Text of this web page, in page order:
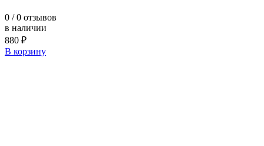
0 / 0 отзывов
в наличии
880 ₽
В корзину